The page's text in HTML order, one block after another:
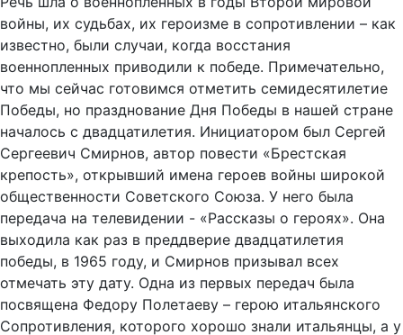
войны, их судьбах, их героизме в сопротивлении – как
известно, были случаи, когда восстания
военнопленных приводили к победе. Примечательно,
что мы сейчас готовимся отметить семидесятилетие
Победы, но празднование Дня Победы в нашей стране
началось с двадцатилетия. Инициатором был Сергей
Сергеевич Смирнов, автор повести «Брестская
крепость», открывший имена героев войны широкой
общественности Советского Союза. У него была
передача на телевидении - «Рассказы о героях». Она
выходила как раз в преддверие двадцатилетия
победы, в 1965 году, и Смирнов призывал всех
отмечать эту дату. Одна из первых передач была
посвящена Федору Полетаеву – герою итальянского
Сопротивления, которого хорошо знали итальянцы, а у